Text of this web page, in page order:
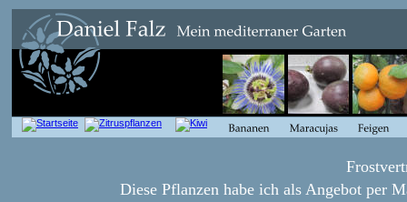
Diese Pflanzen habe ich als Angebot per